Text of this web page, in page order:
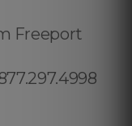
Freeport